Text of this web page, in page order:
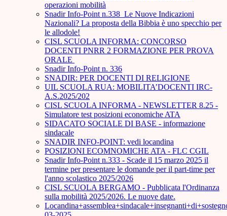
operazioni mobilità
Snadir Info-Point n.338 Le Nuove Indicazioni
Nazionali? La proposta della Bibbia è uno specchio per
le allodole!
CISL SCUOLA INFORMA: CONCORSO
DOCENTI PNRR 2 FORMAZIONE PER PROVA
ORALE ­
Snadir Info-Point n. 336
SNADIR: PER DOCENTI DI RELIGIONE
UIL SCUOLA RUA: MOBILITA’DOCENTI IRC-
A.S.2025/202
CISL SCUOLA INFORMA - NEWSLETTER 8.25 -
Simulatore test posizioni economiche ATA
SIDACATO SOCIALE DI BASE - informazione
sindacale
SNADIR INFO-POINT: vedi locandina
POSIZIONI ECOMNOMICHE ATA - FLC CGIL
Snadir Info-Point n.333 - Scade il 15 marzo 2025 il
termine per presentare le domande per il part-time per
l'anno scolastico 2025/2026
CISL SCUOLA BERGAMO - Pubblicata l'Ordinanza
sulla mobilità 2025/2026. Le nuove date.